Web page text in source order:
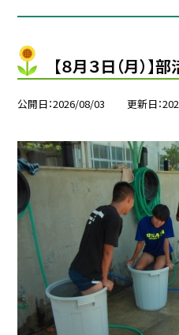
【８月３日（月）】
公開日 2026/08/03 更新日